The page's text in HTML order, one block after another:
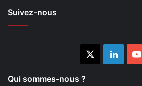
Suivez-nous
Qui sommes-nous ?